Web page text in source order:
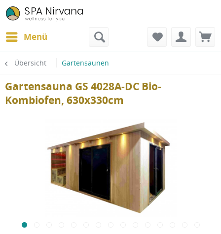
Menü
Übersicht Gartensaunen
Gartensauna GS 4028A-DC Bio-
Kombiofen, 630x330cm